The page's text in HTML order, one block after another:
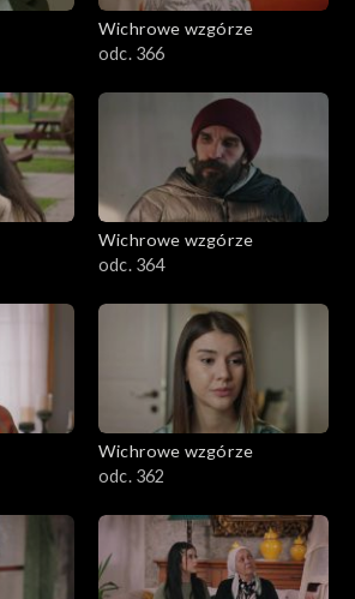
Wichrowe wzgórze
odc. 366
Wichrowe wzgórze
odc. 364
Wichrowe wzgórze
odc. 362